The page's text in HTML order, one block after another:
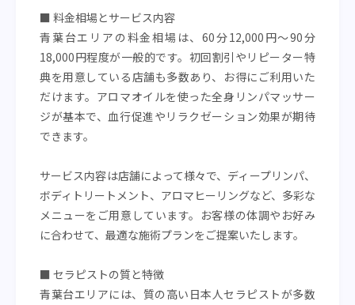
■ 料金相場とサービス内容
青葉台エリアの料金相場は、60分12,000円〜90分
18,000円程度が一般的です。初回割引やリピーター特
典を用意している店舗も多数あり、お得にご利用いた
だけます。アロマオイルを使った全身リンパマッサー
ジが基本で、血行促進やリラクゼーション効果が期待
できます。
サービス内容は店舗によって様々で、ディープリンパ、
ボディトリートメント、アロマヒーリングなど、多彩な
メニューをご用意しています。お客様の体調やお好み
に合わせて、最適な施術プランをご提案いたします。
■ セラピストの質と特徴
青葉台エリアには、質の高い日本人セラピストが多数